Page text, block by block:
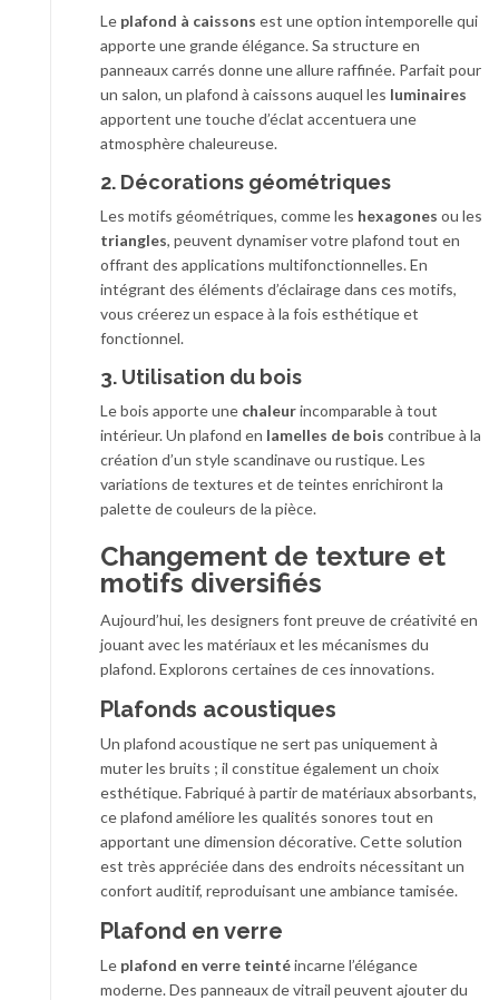
Le plafond à caissons est une option intemporelle qui
apporte une grande élégance. Sa structure en
panneaux carrés donne une allure raffinée. Parfait pour
un salon, un plafond à caissons auquel les luminaires
apportent une touche d’éclat accentuera une
atmosphère chaleureuse.
2. Décorations géométriques
Les motifs géométriques, comme les hexagones ou les
triangles, peuvent dynamiser votre plafond tout en
offrant des applications multifonctionnelles. En
intégrant des éléments d’éclairage dans ces motifs,
vous créerez un espace à la fois esthétique et
fonctionnel.
3. Utilisation du bois
Le bois apporte une chaleurincomparable à tout
intérieur. Un plafond en lamelles de bois contribue à la
création d’un style scandinave ou rustique. Les
variations de textures et de teintes enrichiront la
palette de couleurs de la pièce.
Changement de texture et
motifs diversifiés
Aujourd’hui, les designers font preuve de créativité en
jouant avec les matériaux et les mécanismes du
plafond. Explorons certaines de ces innovations.
Plafonds acoustiques
Un plafond acoustique ne sert pas uniquement à
muter les bruits ; il constitue également un choix
esthétique. Fabriqué à partir de matériaux absorbants,
ce plafond améliore les qualités sonores tout en
apportant une dimension décorative. Cette solution
est très appréciée dans des endroits nécessitant un
confort auditif, reproduisant une ambiance tamisée.
Plafond en verre
Le plafond en verre teintéincarne l’élégance
moderne. Des panneaux de vitrail peuvent ajouter du